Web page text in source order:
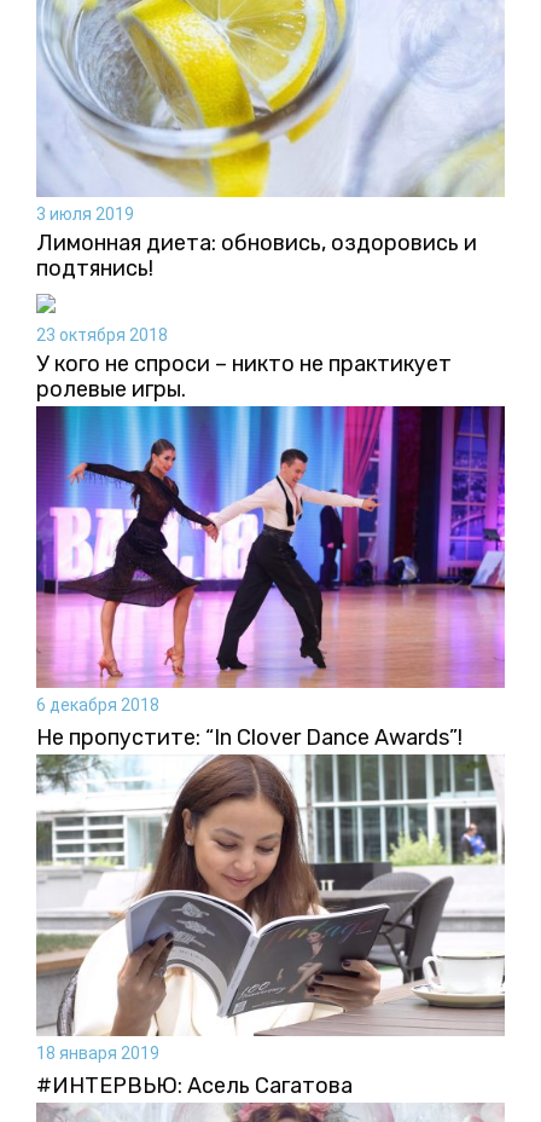
3 июля 2019
Лимонная диета: обновись, оздоровись и
подтянись!
23 октября 2018
У кого не спроси – никто не практикует
ролевые игры.
6 декабря 2018
Не пропустите: “In Clover Dance Awards”!
18 января 2019
#ИНТЕРВЬЮ: Асель Сагатова